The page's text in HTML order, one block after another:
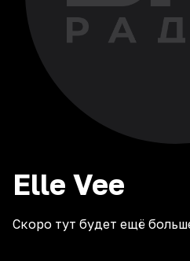
Elle Vee
Скоро тут будет ещё